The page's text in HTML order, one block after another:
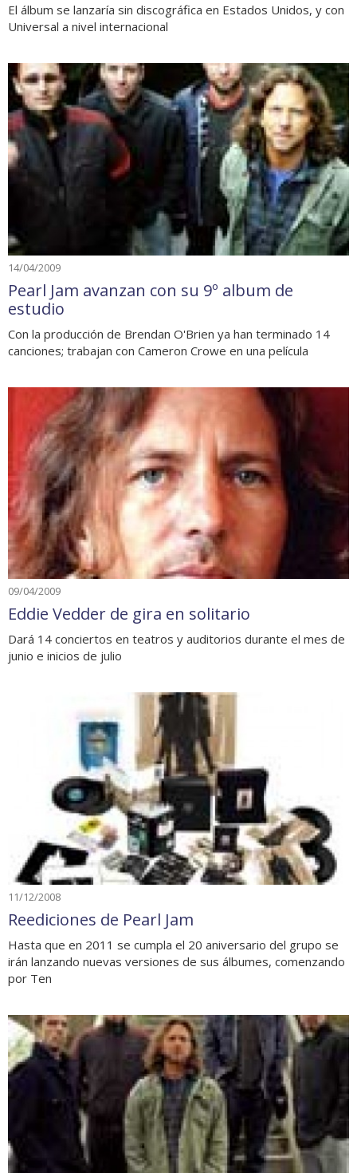
El álbum se lanzaría sin discográfica en Estados Unidos, y con
Universal a nivel internacional
14/04/2009
Pearl Jam avanzan con su 9º album de
estudio
Con la producción de Brendan O'Brien ya han terminado 14
canciones; trabajan con Cameron Crowe en una película
09/04/2009
Eddie Vedder de gira en solitario
Dará 14 conciertos en teatros y auditorios durante el mes de
junio e inicios de julio
11/12/2008
Reediciones de Pearl Jam
Hasta que en 2011 se cumpla el 20 aniversario del grupo se
irán lanzando nuevas versiones de sus álbumes, comenzando
por Ten